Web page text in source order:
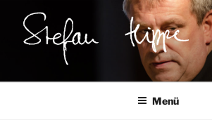
Inhalt
springen
STEFAN HIPPE
Menü